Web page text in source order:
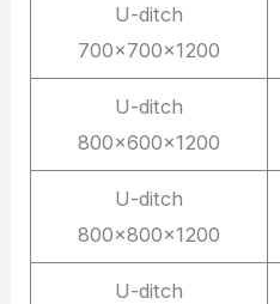
U-ditch
700x700x1200
U-ditch
800x600x1200
U-ditch
800x800x1200
U-ditch